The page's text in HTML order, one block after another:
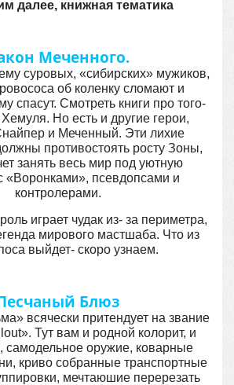
далее, книжная тематика
Меченного.
суровых, «сибирских» мужиков,
об коленку сломают и
спасут. Смотреть книги про того-
Но есть и другие герои,
и Меченный. Эти лихие
противостоять росту Зоны,
занять весь мир под уютную
«Воронками», псевдопсами и
контролерами.
играет чудак из- за периметра,
мирового мастшаба. Что из
выйдет- скоро узнаем.
Блюз
всячески притендует на звание
Тут вам и родной колорит, и
самодельное оружие, коварные
криво собранные транспортные
мечтаюшие перерезать